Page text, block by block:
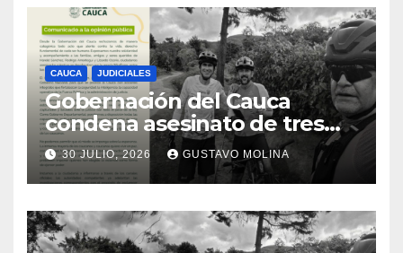
CAUCA JUDICIALES
Gobernación del Cauca
condena asesinato de tres
ciudadanos y exige medidas
urgentes al Gobierno
Nacional
30 JULIO, 2026 GUSTAVO MOLINA